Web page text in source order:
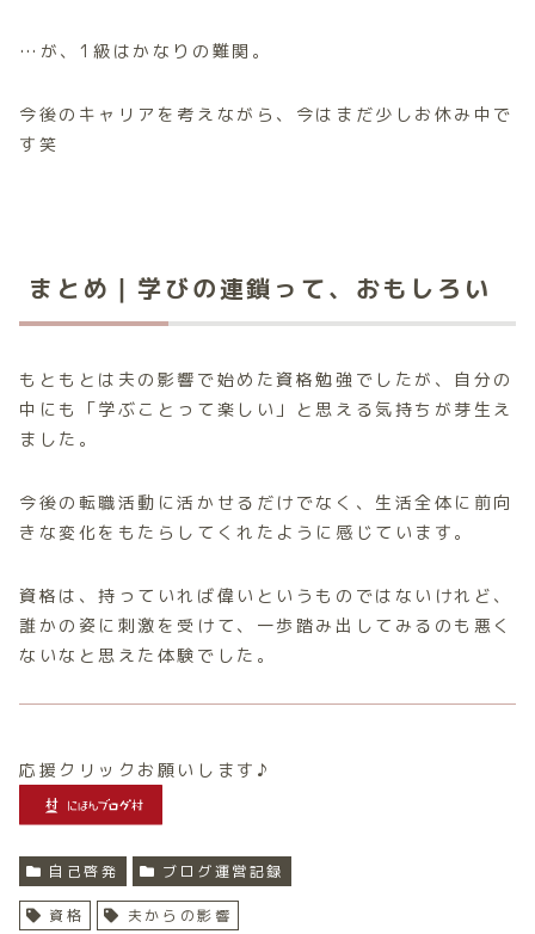
…が、1級はかなりの難関。
今後のキャリアを考えながら、今はまだ少しお休み中で
す笑
まとめ｜学びの連鎖って、おもしろい
もともとは夫の影響で始めた資格勉強でしたが、自分の
中にも「学ぶことって楽しい」と思える気持ちが芽生え
ました。
今後の転職活動に活かせるだけでなく、生活全体に前向
きな変化をもたらしてくれたように感じています。
資格は、持っていれば偉いというものではないけれど、
誰かの姿に刺激を受けて、一歩踏み出してみるのも悪く
ないなと思えた体験でした。
応援クリックお願いします♪
自己啓発 ブログ運営記録
資格 夫からの影響